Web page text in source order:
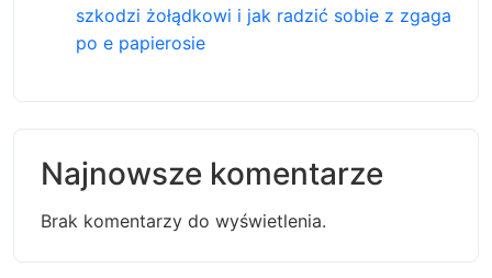
szkodzi żołądkowi i jak radzić sobie z zgaga
po e papierosie
Najnowsze komentarze
Brak komentarzy do wyświetlenia.